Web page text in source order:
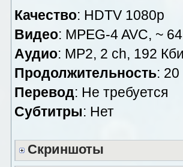
Качество: HDTV 1080p
Видео: MPEG-4 AVC, ~
Аудио: MP2, 2 ch, 192
Продолжительность:
Перевод: Не требуется
Субтитры: Нет
Скриншоты